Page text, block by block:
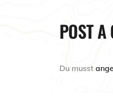
POST A
Du musst